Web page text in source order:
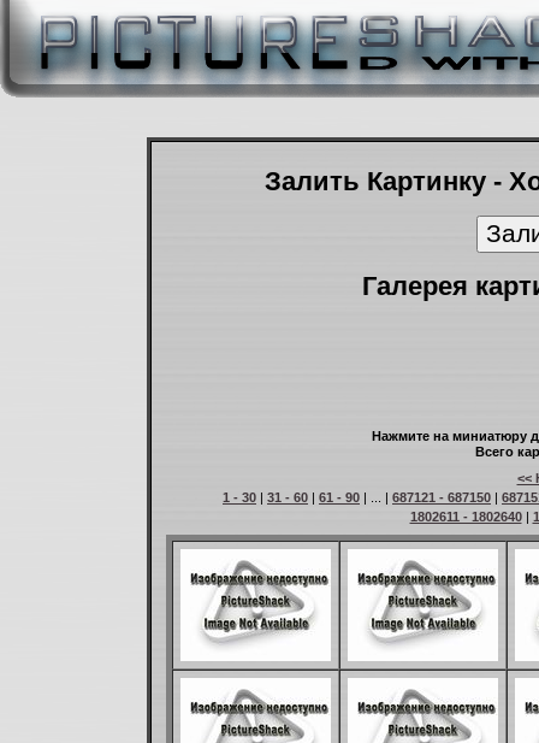
Залить Картинку -
Галерея
Нажмите на миниатюру
Всего
<<
1 - 30 | 31 - 60 | 61 - 90 | ... | 687121 - 687150 |
1802611 - 1802640|